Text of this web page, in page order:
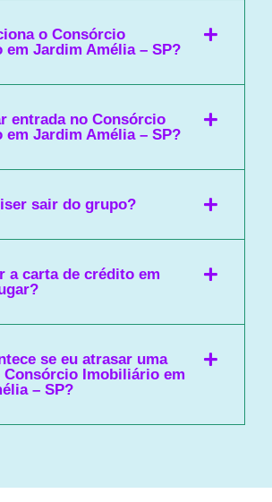
o Consórcio
Jardim Amélia – SP?
entrada no Consórcio
Jardim Amélia – SP?
sair do grupo?
a carta de crédito em
se eu atrasar uma
Consórcio Imobiliário em
– SP?